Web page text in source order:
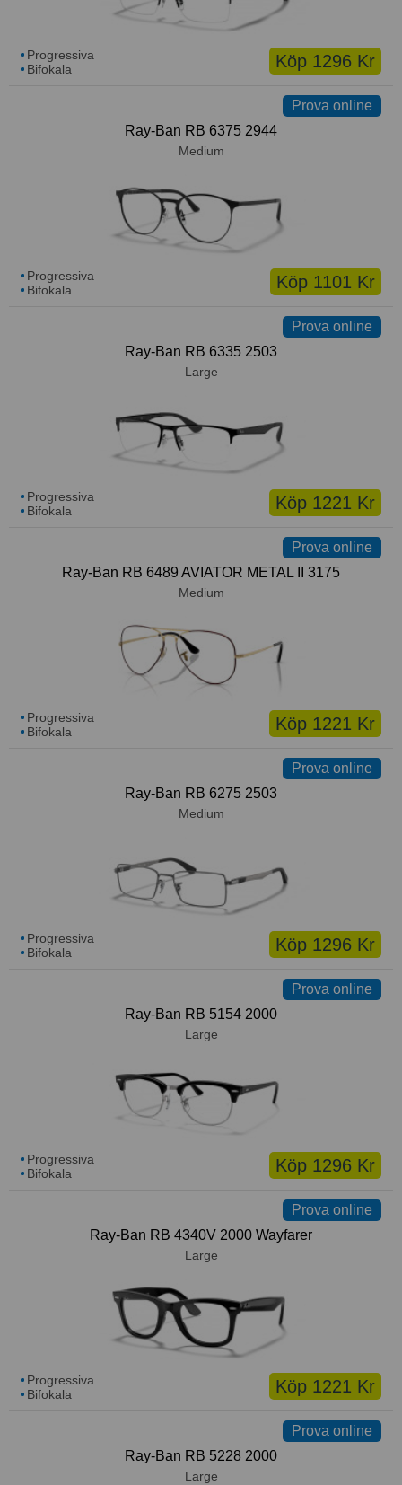
Köp 1296 Kr
Progressiva
Bifokala
Prova online
Ray-Ban RB 6375 2944
Medium
Köp 1101 Kr
Progressiva
Bifokala
Prova online
Ray-Ban RB 6335 2503
Large
Köp 1221 Kr
Progressiva
Bifokala
Prova online
Ray-Ban RB 6489 AVIATOR METAL II 3175
Medium
Köp 1221 Kr
Progressiva
Bifokala
Prova online
Ray-Ban RB 6275 2503
Medium
Köp 1296 Kr
Progressiva
Bifokala
Prova online
Ray-Ban RB 5154 2000
Large
Köp 1296 Kr
Progressiva
Bifokala
Prova online
Ray-Ban RB 4340V 2000 Wayfarer
Large
Köp 1221 Kr
Progressiva
Bifokala
Prova online
Ray-Ban RB 5228 2000
Large